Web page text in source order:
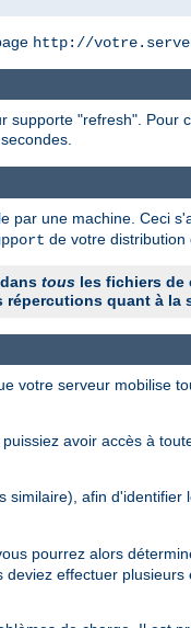
http://
supporte "refresh". Pour
par une machine. Ceci
de votre distribution
tous les fichiers de
répercutions quant à la
votre serveur mobilise
avoir accès à
similaire), afin
pourrez alors
effectuer